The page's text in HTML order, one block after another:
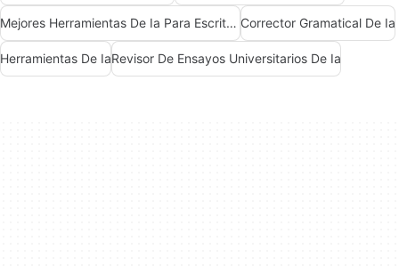
Mejores Herramientas De Ia Para Escritores Corrector Gramatical De Ia
Herramientas De IaRevisor De Ensayos Universitarios De Ia